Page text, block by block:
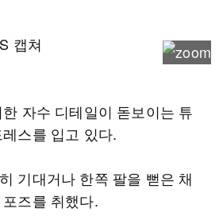
자수 디테일이 돋보이는 튜
스를 입고 있다.
기대거나 한쪽 팔을 뻗은 채
즈를 취했다.